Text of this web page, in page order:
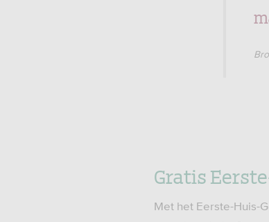
Gratis
Met het Eerste-Huis-